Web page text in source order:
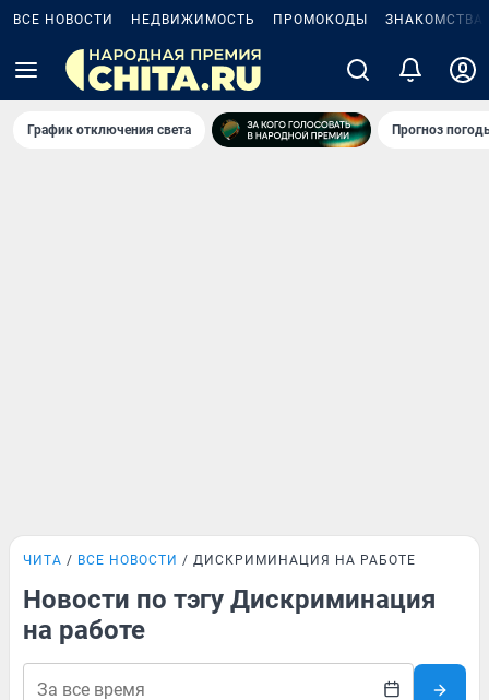
ВСЕ НОВОСТИ НЕДВИЖИМОСТЬ ПРОМОКОДЫ ЗНАКОМСТВА
График отключения света Прогноз
ЧИТА ВСЕ НОВОСТИ ДИСКРИМИНАЦИЯ НА РАБОТЕ
Новости по тэгу Дискриминация
на работе